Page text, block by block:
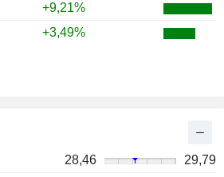
+9,21%
+3,49%
28,46
29,79